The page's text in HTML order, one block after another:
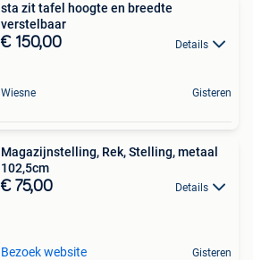
sta zit tafel hoogte en breedte
verstelbaar
€ 150,00 Details
Wiesne Gisteren
Magazijnstelling, Rek, Stelling, metaal
102,5cm
€ 75,00 Details
Bezoek website Gisteren